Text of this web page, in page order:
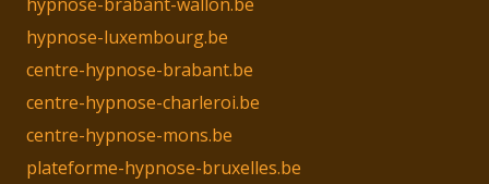
hypnose-luxembourg.be
centre-hypnose-brabant.be
centre-hypnose-charleroi.be
centre-hypnose-mons.be
plateforme-hypnose-bruxelles.be